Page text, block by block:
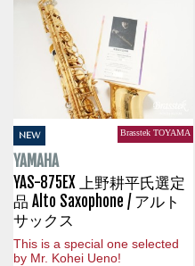
NEW Brasstek TOYAMA
YAMAHA
YAS-875EX 上野耕平氏選定
品 Alto Saxophone / アルト
サックス
This is a special one selected
by Mr. Kohei Ueno!